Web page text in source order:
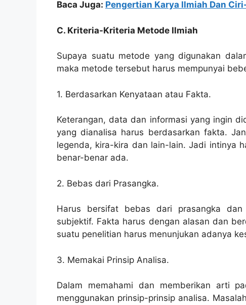
Baca Juga: Pengertian Karya Ilmiah Dan
C. Kriteria-Kriteria Metode Ilmiah
Supaya suatu metode yang digunakan
maka metode tersebut harus mempunyai
1. Berdasarkan Kenyataan atau Fakta.
Keterangan, data dan informasi yang ingin
yang dianalisa harus berdasarkan fakta.
legenda, kira-kira dan lain-lain. Jadi intinya
benar-benar ada.
2. Bebas dari Prasangka.
Harus bersifat bebas dari prasangka dan
subjektif. Fakta harus dengan alasan dan
suatu penelitian harus menunjukan adanya
3. Memakai Prinsip Analisa.
Dalam memahami dan memberikan arti
menggunakan prinsip-prinsip analisa.